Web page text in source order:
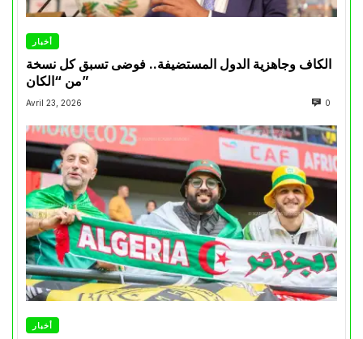
أخبار
الكاف وجاهزية الدول المستضيفة.. فوضى تسبق كل نسخة
من “الكان”
Avril 23, 2026 0
أخبار